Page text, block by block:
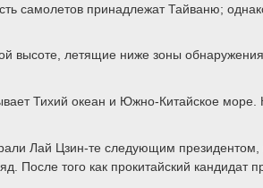
самолетов принадлежат Тайваню;
высоте, летящие ниже зоны
Тихий океан и Южно-Китайское
Лай Цзин-те следующим
После того как прокитайский